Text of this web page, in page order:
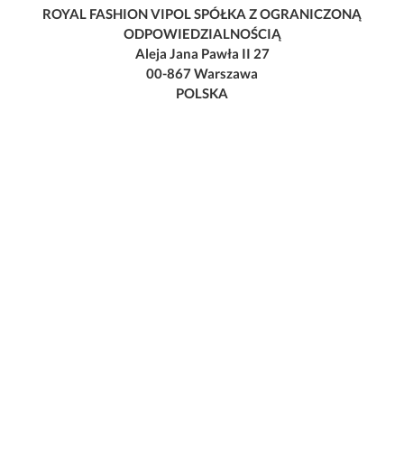
ROYAL FASHION VIPOL SPÓŁKA Z OGRANICZONĄ
ODPOWIEDZIALNOŚCIĄ
Aleja Jana Pawła II 27
00-867 Warszawa
POLSKA